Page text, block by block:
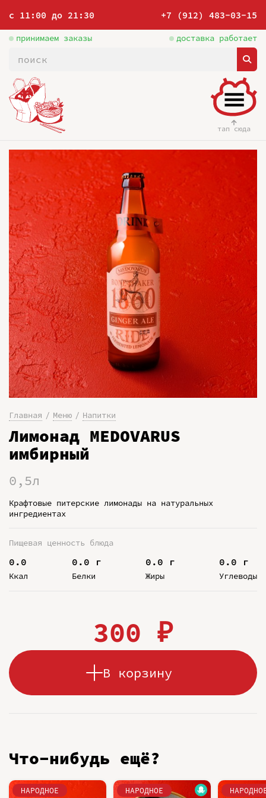
с 11:00 до 21:30 +7 (912) 483-03-15
принимаем заказы доставка работает
тап сюда
Главная Меню Напитки
Лимонад MEDOVARUS
имбирный
0,5л
Крафтовые питерские лимонады на натуральных
ингредиентах
Пищевая ценность блюда
0.0
Ккал
0.0 г
Белки
0.0 г
Жиры
0.0 г
Углеводы
300 ₽
В корзину
Что-нибудь ещё?
НАРОДНОЕ НАРОДНОЕ